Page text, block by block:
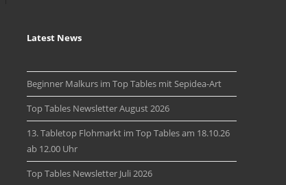
Latest News
Beginner Malkurs im Top Tables mit Sepidea-Art
Top Tables Newsletter August 2026
13. Tabletop Flohmarkt im Top Tables am 18.10.26
ab 12.00 Uhr
Top Tables Newsletter Juli 2026